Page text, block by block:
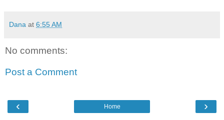
Dana at 6:55 AM
No comments:
Post a Comment
‹ ›
Home